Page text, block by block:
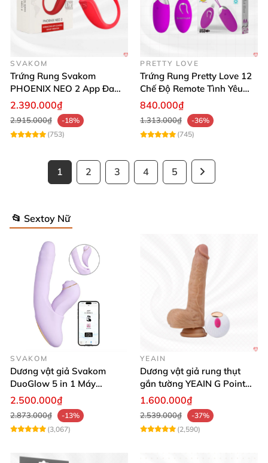
SVAKOM
Trứng Rung Svakom
PHOENIX NEO 2 App Đa
Chức Năng Hấp Dẫn
2.390.000₫
2.915.000₫
-18%
(753)
PRETTY LOVE
Trứng Rung Pretty Love 12
Chế Độ Remote Tình Yêu
Kích Thích
840.000₫
1.313.000₫
-36%
(745)
1 2 3 4 5
📂 Sextoy Nữ
SVAKOM
Dương vật giả Svakom
DuoGlow 5 in 1 Máy
Massage Điểm G & Âm Vật
Điều Khiển App
2.500.000₫
2.873.000₫
-13%
(3,067)
YEAIN
Dương vật giả rung thụt
gắn tường YEAIN G Point
siêu thực điều khiển từ xa
1.600.000₫
2.539.000₫
-37%
(2,590)